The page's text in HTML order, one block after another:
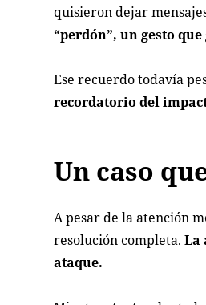
quisieron dejar
“perdón”, un gesto
Ese recuerdo todavía
recordatorio del
Un caso
A pesar de la atención
resolución completa.La
ataque.